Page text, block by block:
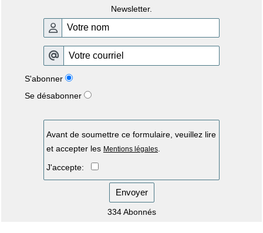
Newsletter.
S'abonner
Se désabonner
Avant de soumettre ce formulaire, veuillez lire
et accepter les Mentions légales
J'accepte:
Envoyer
334 Abonnés